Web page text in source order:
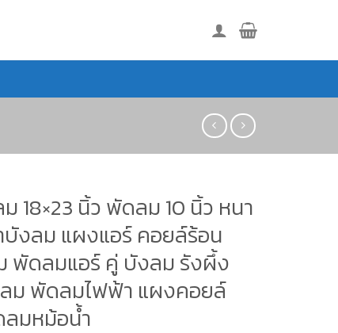
18×23 นิ้ว พัดลม 10 นิ้ว หนา
บังลม แผงแอร์ คอยล์ร้อน
พัดลมแอร์ คู่ บังลม รังผึ้ง
ม พัดลมไฟฟ้า แผงคอยล์
มหม้อน้ำ